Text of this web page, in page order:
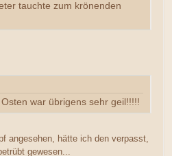
tauchte zum krönenden
war übrigens sehr geil!!!!!
angesehen, hätte ich den verpasst,
gewesen...